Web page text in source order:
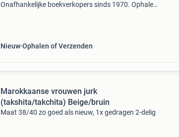
Onafhankelijke boekverkopers sinds 1970. Ophalen
Nieuw Ophalen of Verzenden
Marokkaanse vrouwen jurk
(takshita/takchita) Beige/bruin
Maat 38/40 zo goed als nieuw, 1x gedragen 2-delig